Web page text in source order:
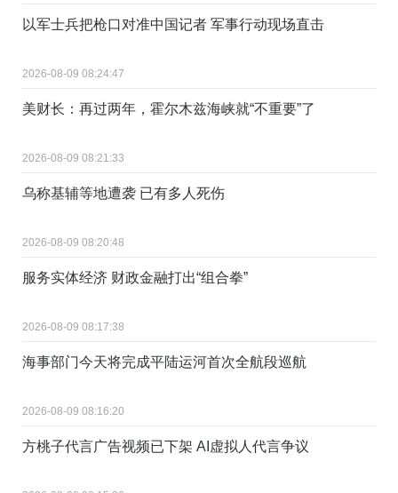
以军士兵把枪口对准中国记者 军事行动现场直击
2026-08-09 08:24:47
美财长：再过两年，霍尔木兹海峡就“不重要”了
2026-08-09 08:21:33
乌称基辅等地遭袭 已有多人死伤
2026-08-09 08:20:48
服务实体经济 财政金融打出“组合拳”
2026-08-09 08:17:38
海事部门今天将完成平陆运河首次全航段巡航
2026-08-09 08:16:20
方桃子代言广告视频已下架 AI虚拟人代言争议